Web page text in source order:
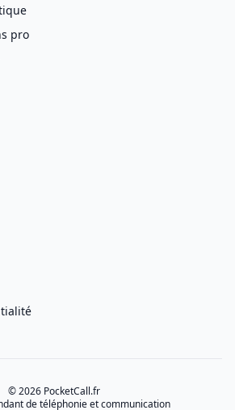
pro
© 2026 PocketCall.fr
de téléphonie et communication